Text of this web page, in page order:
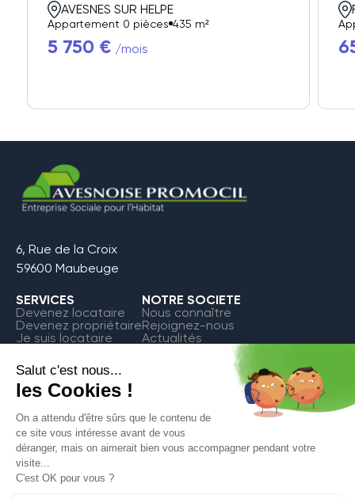
AVESNES SUR HELPE
Appartement 0 pièces 435 m²
5 750 € /mois
6, Rue de la Croix
59600 Maubeuge
SERVICES
Devenez locataire
Devenez propriétaire
Je suis locataire
NOTRE SOCIETE
Nous connaître
Rejoignez-nous
Actualités
Espace Locataire